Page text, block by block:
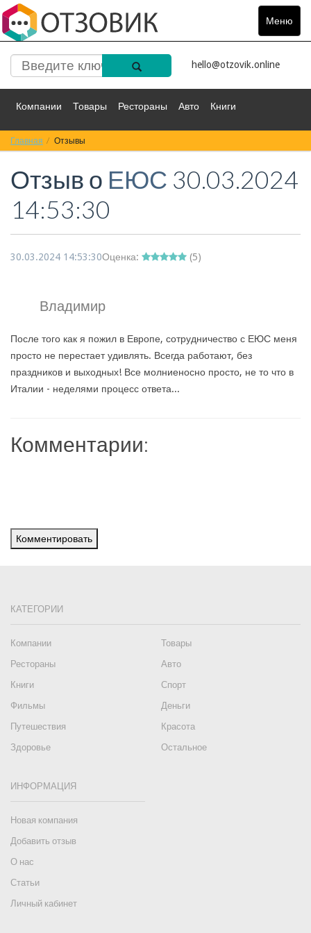
Меню
Toggle
hello@otzovik.online
Компании Товары Рестораны Авто Книги
Спорт Фильмы
Красота Здоровье Остальное
Главная Отзывы
Отзыв о ЕЮС 30.03.2024
14:53:30
30.03.2024 14:53:30Оценка: (5)
Владимир
После того как я пожил в Европе, сотрудничество с ЕЮС меня
просто не перестает удивлять. Всегда работают, без
праздников и выходных! Все молниеносно просто, не то что в
Италии - неделями процесс ответа...
Комментарии:
Комментировать
КАТЕГОРИИ
Компании
Товары
Рестораны
Авто
Книги
Спорт
Фильмы
Деньги
Путешествия
Красота
Здоровье
Остальное
ИНФОРМАЦИЯ
Новая компания
Добавить отзыв
О нас
Статьи
Личный кабинет